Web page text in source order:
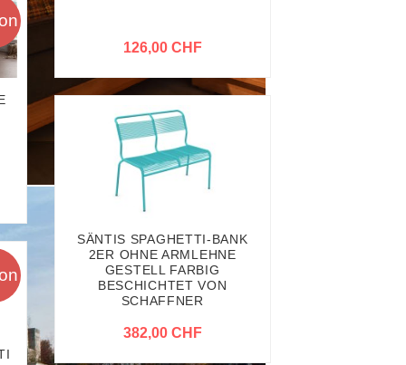
126,00 CHF
SÄNTIS SPAGHETTI-BANK
2ER OHNE ARMLEHNE
GESTELL FARBIG
BESCHICHTET VON
SCHAFFNER
382,00 CHF